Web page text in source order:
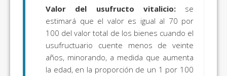
Valor del usufructo vitalicio: se
estimará que el valor es igual al 70 por
100 del valor total de los bienes cuando el
usufructuario cuente menos de veinte
años, minorando, a medida que aumenta
la edad, en la proporción de un 1 por 100